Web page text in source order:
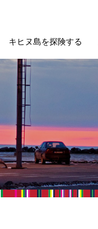
キヒヌ島を探険する